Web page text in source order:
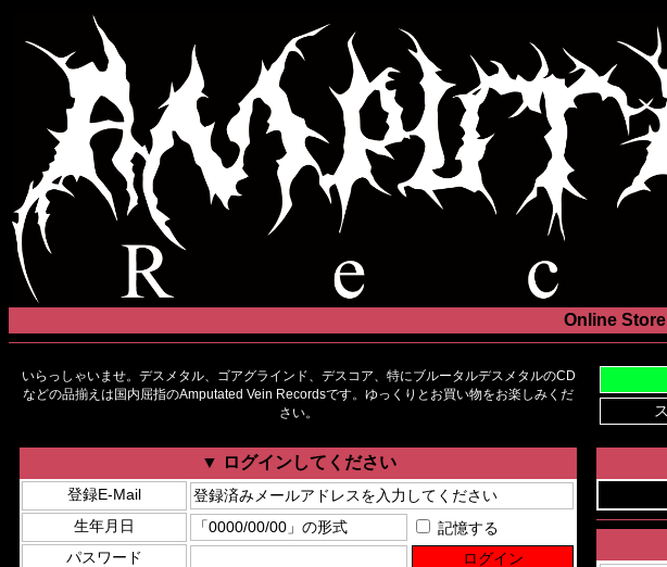
Online Store
いらっしゃいませ。デスメタル、ゴアグラインド、デスコア、特にブルータルデスメタルのCD
などの品揃えは国内屈指のAmputated Vein Recordsです。ゆっくりとお買い物をお楽しみくだ
さい。
▼ ログインしてください
登録E-Mail
生年月日
記憶する
パスワード